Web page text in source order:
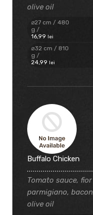
olive oil
⌀27 cm / 480
g /
16,99 lei
⌀32 cm / 810
g /
24,99 lei
Buffalo Chicken
Tomato sauce,
parmigiano,
olive oil